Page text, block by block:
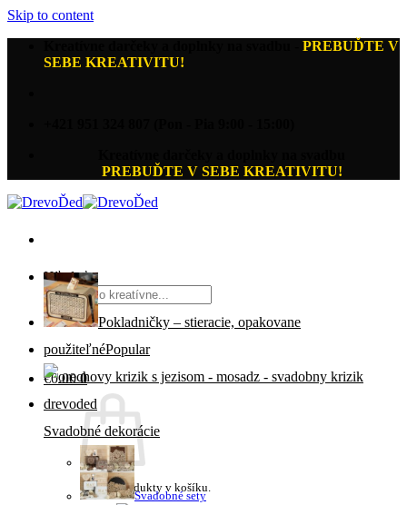
Skip to content
PREBUĎTE V
SEBE KREATIVITU!
PREBUĎTE V SEBE KREATIVITU!
Hľadať:
€0.00 0
Žiadne produkty v košíku.
Pokladničky – stieracie, opakovane
použiteľné
Svadobné dekorácie
Svadobné sety